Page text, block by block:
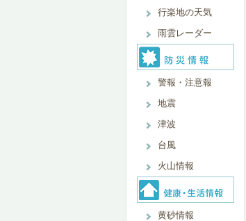
行楽地の天気
雨雲レーダー
警報・注意報
地震
津波
台風
火山情報
黄砂情報